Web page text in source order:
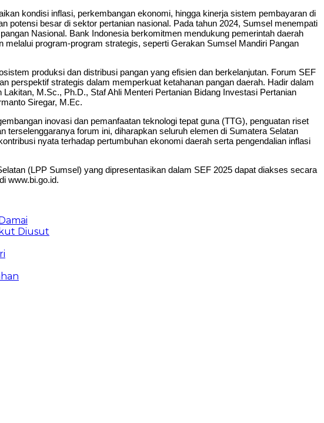
kondisi inflasi, perkembangan ekonomi, hingga kinerja sistem pembayaran di
potensi besar di sektor pertanian nasional. Pada tahun 2024, Sumsel menempati
Nasional. Bank Indonesia berkomitmen mendukung pemerintah daerah
program-program strategis, seperti Gerakan Sumsel Mandiri Pangan
produksi dan distribusi pangan yang efisien dan berkelanjutan. Forum SEF
perspektif strategis dalam memperkuat ketahanan pangan daerah. Hadir dalam
M.Sc., Ph.D., Staf Ahli Menteri Pertanian Bidang Investasi Pertanian
Siregar, M.Ec.
inovasi dan pemanfaatan teknologi tepat guna (TTG), penguatan riset
forum ini, diharapkan seluruh elemen di Sumatera Selatan
nyata terhadap pertumbuhan ekonomi daerah serta pengendalian inflasi
(LPP Sumsel) yang dipresentasikan dalam SEF 2025 dapat diakses secara
www.bi.go.id.
Diusut